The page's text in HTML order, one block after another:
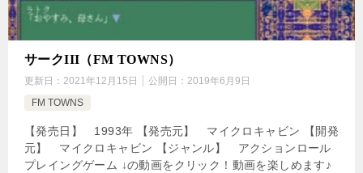
サークIII（FM TOWNS）
更新日： 2021年12月15日 公開日： 2019年6月9日
FM TOWNS
【発売日】 1993年 【発売元】 マイクロキャビン 【開発
元】 マイクロキャビン 【ジャンル】 アクションロール
プレイングゲーム ↓の動画をクリック！動画を楽しめます♪